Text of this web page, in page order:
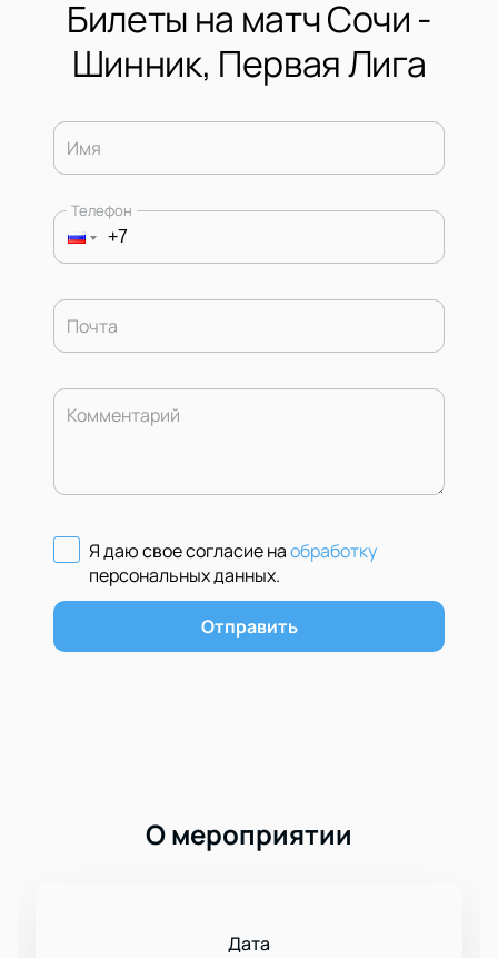
Билеты на матч Сочи -
Шинник, Первая Лига
Имя
Телефон
Почта
Комментарий
Я даю свое согласие наобработку
персональных данных.
Отправить
О мероприятии
Дата